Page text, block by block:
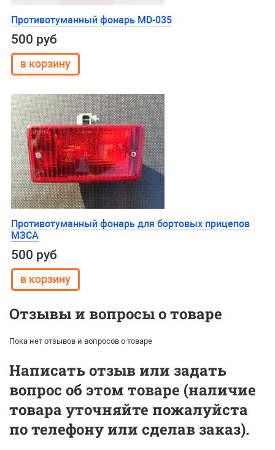
Противотуманный фонарь MD-035
500 руб
Противотуманный фонарь для бортовых прицепов
МЗСА
500 руб
Отзывы и вопросы о товаре
Пока нет отзывов и вопросов о товаре
Написать отзыв или задать
вопрос об этом товаре (наличие
товара уточняйте пожалуйста
по телефону или сделав заказ).